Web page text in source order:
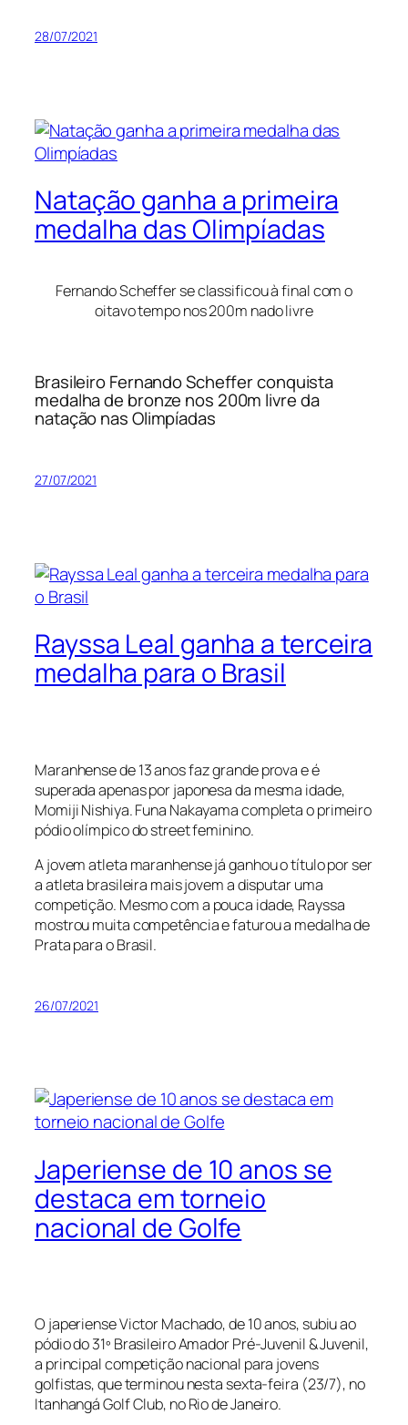
28/07/2021
Natação ganha a primeira
medalha das Olimpíadas
Fernando Scheffer se classificou à final com o
oitavo tempo nos 200m nado livre
Brasileiro Fernando Scheffer conquista
medalha de bronze nos 200m livre da
natação nas Olimpíadas
27/07/2021
Rayssa Leal ganha a terceira
medalha para o Brasil
Maranhense de 13 anos faz grande prova e é
superada apenas por japonesa da mesma idade,
Momiji Nishiya. Funa Nakayama completa o primeiro
pódio olímpico do street feminino.
A jovem atleta maranhense já ganhou o título por ser
a atleta brasileira mais jovem a disputar uma
competição. Mesmo com a pouca idade, Rayssa
mostrou muita competência e faturou a medalha de
Prata para o Brasil.
26/07/2021
Japeriense de 10 anos se
destaca em torneio
nacional de Golfe
O japeriense Victor Machado, de 10 anos, subiu ao
pódio do 31º Brasileiro Amador Pré-Juvenil & Juvenil,
a principal competição nacional para jovens
golfistas, que terminou nesta sexta-feira (23/7), no
Itanhangá Golf Club, no Rio de Janeiro.